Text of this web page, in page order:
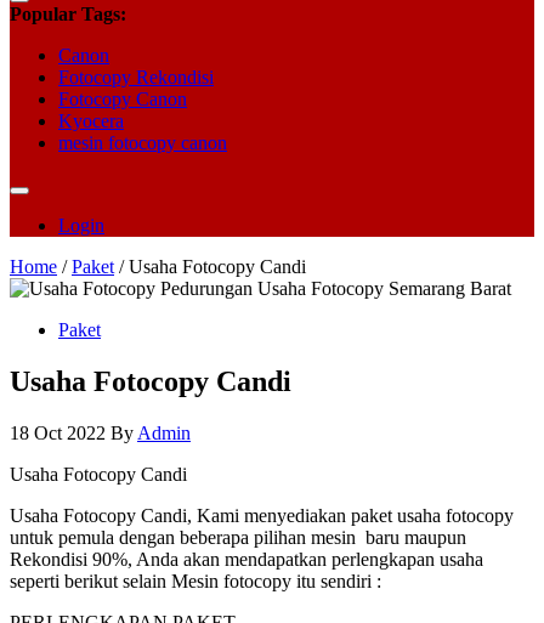
Popular Tags:
Canon
Fotocopy Rekondisi
Fotocopy Canon
Kyocera
mesin fotocopy canon
Login
Home /Paket / Usaha Fotocopy Candi
Paket
Usaha Fotocopy Candi
18 Oct 2022 By Admin
Usaha Fotocopy Candi
Usaha Fotocopy Candi, Kami menyediakan paket usaha fotocopy
untuk pemula dengan beberapa pilihan mesin baru maupun
Rekondisi 90%, Anda akan mendapatkan perlengkapan usaha
seperti berikut selain Mesin fotocopy itu sendiri :